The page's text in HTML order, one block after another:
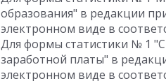
образования" в редакции
электронном виде в
Для формы статистики № 1
заработной платы" в
электронном виде в